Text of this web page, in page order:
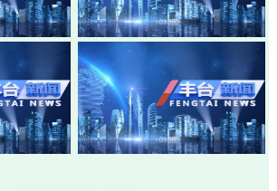
20260803-丰台新闻
20260730-丰台新闻